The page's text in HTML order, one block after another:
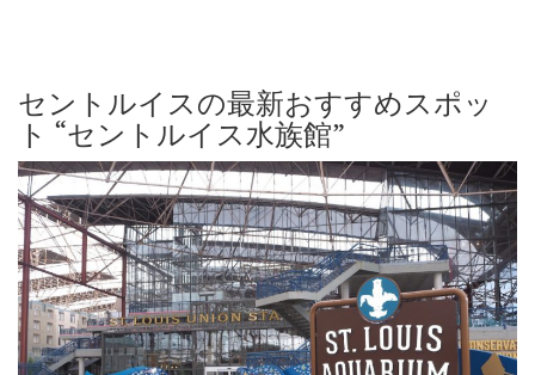
セントルイスの最新おすすめスポッ
ト “セントルイス水族館”